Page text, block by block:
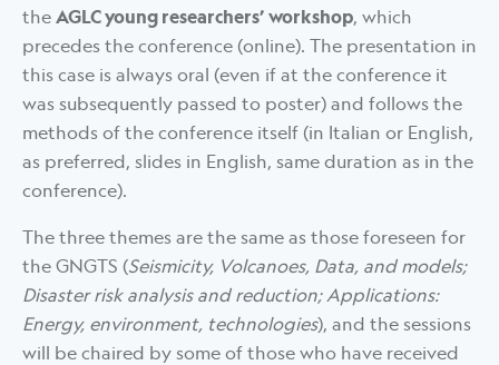
the AGLC young researchers’ workshop, which
precedes the conference (online). The presentation in
this case is always oral (even if at the conference it
was subsequently passed to poster) and follows the
methods of the conference itself (in Italian or English,
as preferred, slides in English, same duration as in the
conference).
The three themes are the same as those foreseen for
the GNGTS (Seismicity, Volcanoes, Data, and models;
Disaster risk analysis and reduction; Applications:
Energy, environment, technologies), and the sessions
will be chaired by some of those who have received